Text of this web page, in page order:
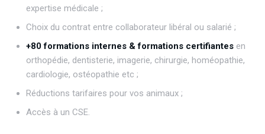
expertise médicale ;
Choix du contrat entre collaborateur libéral ou salarié ;
+80 formations internes & formations certifiantes en
orthopédie, dentisterie, imagerie, chirurgie, homéopathie,
cardiologie, ostéopathie etc ;
Réductions tarifaires pour vos animaux ;
Accès à un CSE.